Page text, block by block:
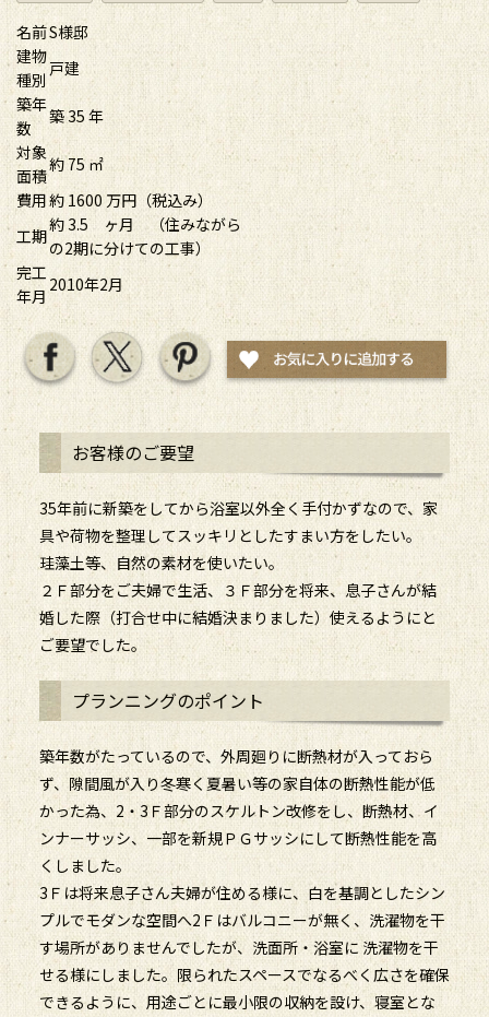
名前S様邸
建物
種別
戸建
築年
数
築 35 年
対象
面積
約 75 ㎡
費用約 1600 万円（税込み）
工期
約 3.5 ヶ月 （住みながら
の2期に分けての工事）
完工
年月
2010年2月
お客様のご要望
35年前に新築をしてから浴室以外全く手付かずなので、家
具や荷物を整理してスッキリとしたすまい方をしたい。
珪藻土等、自然の素材を使いたい。
２Ｆ部分をご夫婦で生活、３Ｆ部分を将来、息子さんが結
婚した際（打合せ中に結婚決まりました）使えるようにと
ご要望でした。
プランニングのポイント
築年数がたっているので、外周廻りに断熱材が入っておら
ず、隙間風が入り冬寒く夏暑い等の家自体の断熱性能が低
かった為、2・3Ｆ部分のスケルトン改修をし、断熱材、イ
ンナーサッシ、一部を新規ＰＧサッシにして断熱性能を高
くしました。
3Ｆは将来息子さん夫婦が住める様に、白を基調としたシン
プルでモダンな空間へ2Ｆはバルコニーが無く、洗濯物を干
す場所がありませんでしたが、洗面所・浴室に 洗濯物を干
せる様にしました。限られたスペースでなるべく広さを確保
できるように、用途ごとに最小限の収納を設け、寝室とな